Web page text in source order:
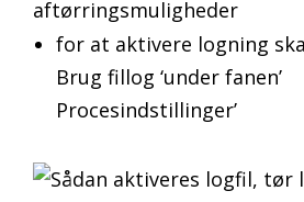
for at aktivere logning
Brug fillog ‘under fanen’
Procesindstillinger’